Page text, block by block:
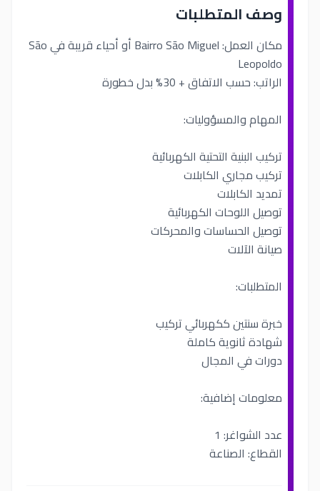
وصف المتطلبات
مكان العمل: Bairro São Miguel أو أحياء قريبة في São
Leopoldo
الراتب: حسب الاتفاق + 30% بدل خطورة
المهام والمسؤوليات:
تركيب البنية التحتية الكهربائية
تركيب مجاري الكابلات
تمديد الكابلات
توصيل اللوحات الكهربائية
توصيل الحساسات والمحركات
صيانة الآلات
المتطلبات:
خبرة سنتين ككهربائي تركيب
شهادة ثانوية كاملة
دورات في المجال
معلومات إضافية:
عدد الشواغر: 1
القطاع: الصناعة